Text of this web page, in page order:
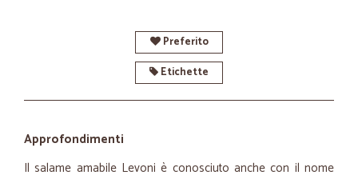
Preferito
Etichette
Approfondimenti
Il salame amabile Levoni è conosciuto anche con il nome